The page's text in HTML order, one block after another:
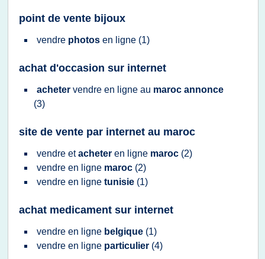
point de vente bijoux
vendre photos en ligne (1)
achat d'occasion sur internet
acheter vendre en ligne au maroc annonce
(3)
site de vente par internet au maroc
vendre etacheter en ligne maroc (2)
vendre en ligne maroc (2)
vendre en ligne tunisie (1)
achat medicament sur internet
vendre en ligne belgique (1)
vendre en ligne particulier (4)